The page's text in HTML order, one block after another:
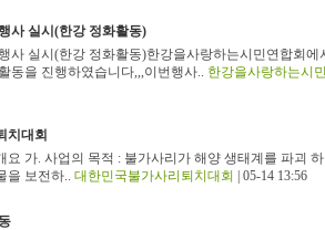
사 실시(한강 정화활동)
사 실시(한강 정화활동)한강을사랑하는시민연합회에
동을 진행하였습니다,,,이번행사.. 한강을사랑하는시민
치대회
가. 사업의 목적 : 불가사리가 해양 생태계를 파괴 하
을 보전하.. 대한민국불가사리퇴치대회 | 05-14 13:56